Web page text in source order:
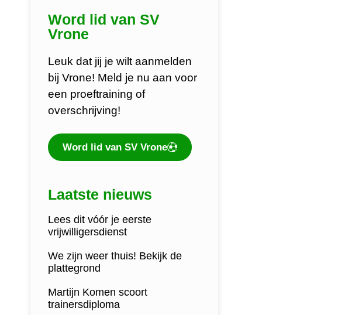
Word lid van SV
Vrone
Leuk dat jij je wilt aanmelden
bij Vrone! Meld je nu aan voor
een proeftraining of
overschrijving!
Word lid van SV Vrone
Laatste nieuws
Lees dit vóór je eerste
vrijwilligersdienst
We zijn weer thuis! Bekijk de
plattegrond
Martijn Komen scoort
trainersdiploma